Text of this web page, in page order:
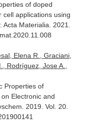
of doped
applications using
Acta Materialia . 2021.
Elena R., Graciani,
Rodríguez, Jose A.,
Properties of
Electronic and
. 2019. Vol. 20.